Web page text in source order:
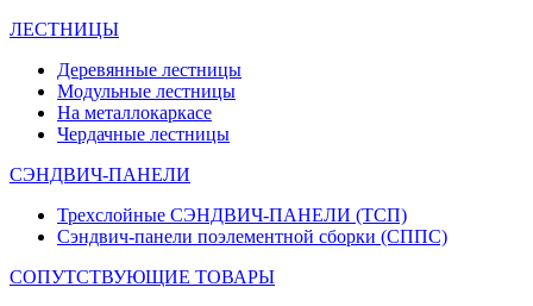
ЛЕСТНИЦЫ
Деревянные лестницы
Модульные лестницы
На металлокаркасе
Чердачные лестницы
СЭНДВИЧ-ПАНЕЛИ
Трехслойные СЭНДВИЧ-ПАНЕЛИ (ТСП)
Сэндвич-панели поэлементной сборки (СППС)
СОПУТСТВУЮЩИЕ ТОВАРЫ